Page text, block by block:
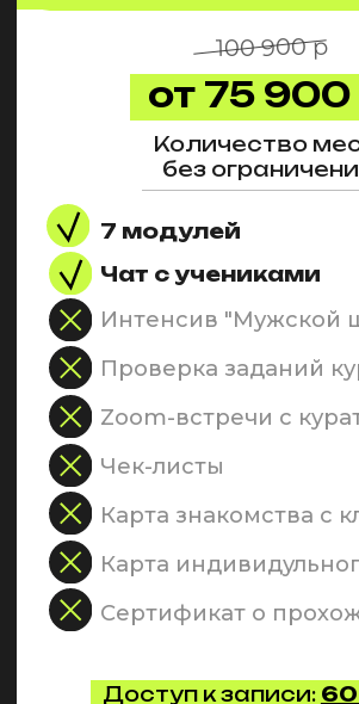
Беспроцентная рассрочка
для жителей РФ от банка
4, 6, 10, 12 месяцев от Банков
Тинькофф , Сбербанк.
и Всегда.да Подели и
Долями
Прокрутите вниз и
рассрочку"
Перейдите на
подходящий тариф
Действуетбеспроцентная
03
02
01